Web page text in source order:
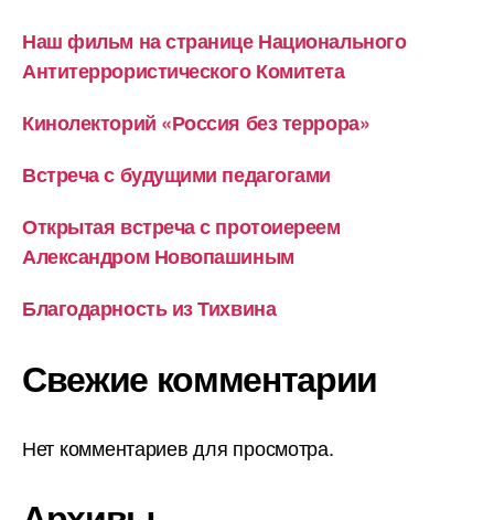
Наш фильм на странице Национального
Антитеррористического Комитета
Кинолекторий «Россия без террора»
Встреча с будущими педагогами
Открытая встреча с протоиереем
Александром Новопашиным
Благодарность из Тихвина
Свежие комментарии
Нет комментариев для просмотра.